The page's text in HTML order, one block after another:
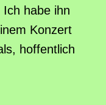
habe ihn
Konzert
hoffentlich